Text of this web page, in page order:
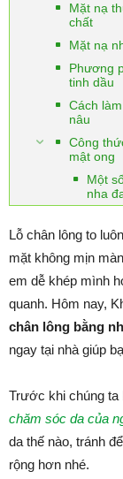
Mặt nạ
chất
Mặt nạ
Phương
tinh dầu
Cách
nâu
Công
mật ong
Một
nha
Lỗ chân lông to
mặt không mịn
em dễ khép mình
quanh. Hôm nay,
chân lông bằng
ngay tại nhà giúp
Trước khi chúng ta
chăm sóc da của
da thế nào, tránh
rộng hơn nhé.